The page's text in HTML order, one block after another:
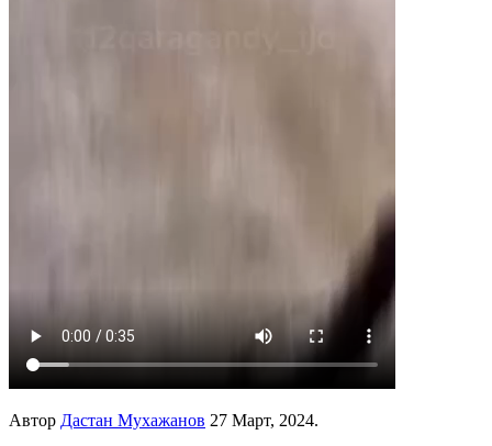
Автор Дастан Мухажанов 27 Март, 2024.